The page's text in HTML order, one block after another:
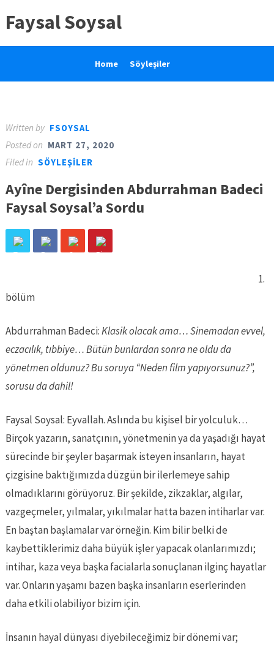
Faysal Soysal
Home Söyleşiler
Written by FSOYSAL
Posted on MART 27, 2020
Filed in SÖYLEŞILER
Ayîne Dergisinden Abdurrahman Badeci
Faysal Soysal’a Sordu
1.
bölüm
Abdurrahman Badeci:Klasik olacak ama… Sinemadan evvel,
eczacılık, tıbbiye…Bütün bunlardan sonra ne oldu da
yönetmen oldunuz? Bu soruya “Neden film yapıyorsunuz?”,
sorusu da dahil!
Faysal Soysal: Eyvallah. Aslında bu kişisel bir yolculuk…
Birçok yazarın, sanatçının, yönetmenin ya da yaşadığı hayat
sürecinde bir şeyler başarmak isteyen insanların, hayat
çizgisine baktığımızda düzgün bir ilerlemeye sahip
olmadıklarını görüyoruz. Bir şekilde, zikzaklar, algılar,
vazgeçmeler, yılmalar, yıkılmalar hatta bazen intiharlar var.
En baştan başlamalar var örneğin. Kim bilir belki de
kaybettiklerimiz daha büyük işler yapacak olanlarımızdı;
intihar, kaza veya başka facialarla sonuçlanan ilginç hayatlar
var. Onların yaşamı bazen başka insanların eserlerinden
daha etkili olabiliyor bizim için.
İnsanın hayal dünyası diyebileceğimiz bir dönemi var;